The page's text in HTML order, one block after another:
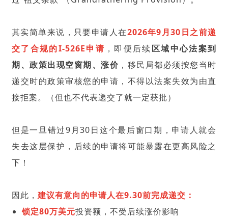
其实简单来说，只要申请人在2026年9月30日之前递
交了合规的I-526E申请 ，即便后续区域中心法案到
期、政策出现空窗期、涨价 ，移民局都必须按您当时
递交时的政策审核您的申请，不得以法案失效为由直
接拒案。（但也不代表递交了就一定获批）
但是一旦错过9月30日这个最后窗口期，申请人就会
失去这层保护，后续的申请将可能暴露在更高风险之
下！
因此， 建议有意向的申请人在9.30前完成递交：
锁定80万美元投资额，不受后续涨价影响